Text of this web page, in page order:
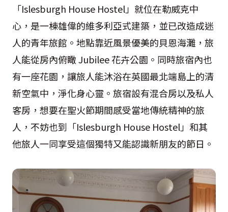
「Islesburgh House Hostel」就位在勒威克中
心，是一棟雄偉的維多利亞式建築，並已改造成迷
人的青年旅館。地點靠近風景優美的貝恩海灘，旅
人能從房內俯瞰 Jubilee 花卉公園。同時旅宿內也
有一座花園，讓旅人能沐浴在英國最北端島上的清
新空氣中，淨化身心靈。旅宿設有混合房以及私人
客房，想要在聖火節期間感受當地傳統精神的旅
人，不妨也到「Islesburgh House Hostel」和其
他旅人一同享受這個獨特又能認識新朋友的節日。